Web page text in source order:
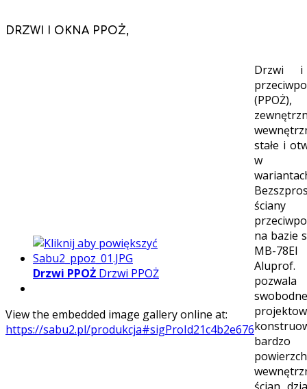
DRZWI I OKNA PPOŻ,
Drzwi PPOŻ Drzwi PPOŻ
View the embedded image gallery online at:
https://sabu2.pl/produkcja#sigProId21c4b2e676
Drzwi
(PPOŻ),
stałe i
w
ściany
na bazie
MB-
Aluprof.
swobodne
bardzo